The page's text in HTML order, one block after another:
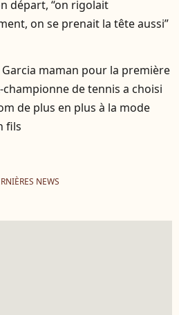
départ, “on rigolait
on se prenait la tête aussi”
Garcia maman pour la première
championne de tennis a choisi
de plus en plus à la mode
fils
NEWS